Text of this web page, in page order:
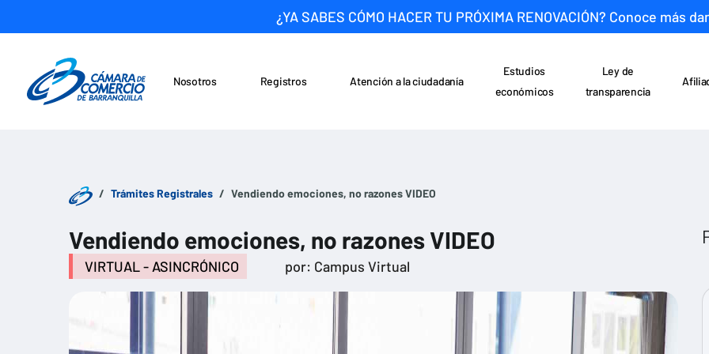
¿YA SABES CÓMO HACER TU PRÓXIMA RENOVACIÓN? Conoce más
Nosotros Registros
Atención a la ciudadanía
Estudios
económicos
Ley de
transparencia
Trámites Registrales Vendiendo emociones, no razones VIDEO
Vendiendo emociones, no razones VIDEO
VIRTUAL - ASINCRÓNICO por: Campus Virtual